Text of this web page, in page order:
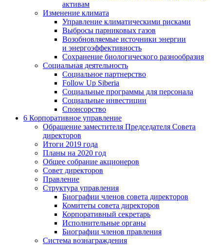
активам
Изменение климата
Управление климатическими рисками
Выбросы парниковых газов
Возобновляемые источники энергии
и энергоэффективность
Сохранение биологического разнообразия
Социальная деятельность
Социальное партнерство
Follow Up Siberia
Социальные программы для персонала
Социальные инвестиции
Спонсорство
6 Корпоративное управление
Обращение заместителя Председателя Совета
директоров
Итоги 2019 года
Планы на 2020 год
Общее собрание акционеров
Совет директоров
Правление
Структура управления
Биографии членов совета директоров
Комитеты совета директоров
Корпоративный секретарь
Исполнительные органы
Биографии членов правления
Система вознаграждения